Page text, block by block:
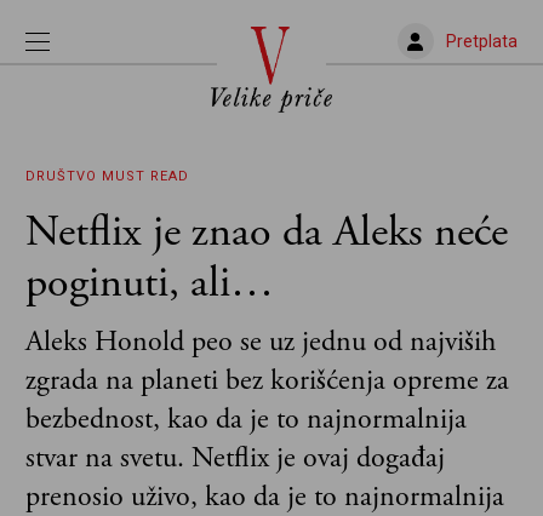
Pretplata
DRUŠTVO MUST READ
Netflix je znao da Aleks neće
poginuti, ali…
Aleks Honold peo se uz jednu od najviših
zgrada na planeti bez korišćenja opreme za
bezbednost, kao da je to najnormalnija
stvar na svetu. Netflix je ovaj događaj
prenosio uživo, kao da je to najnormalnija